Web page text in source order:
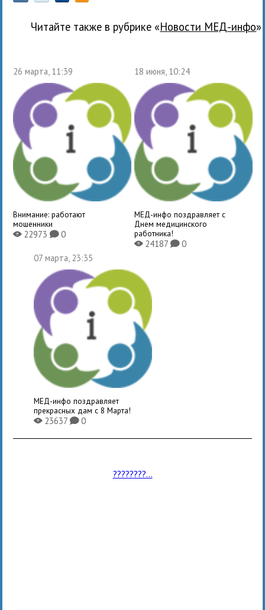
Читайте также в рубрике « новости МЕД-инфо»
26 марта, 11:39
Внимание: работают
мошенники
X22973K0
18 июня, 10:24
МЕД-инфо поздравляет с
Днем медицинского
работника!
X24187 K0
07 марта, 23:35
МЕД-инфо поздравляет
прекрасных дам с 8 Марта!
X23637K0
????????...